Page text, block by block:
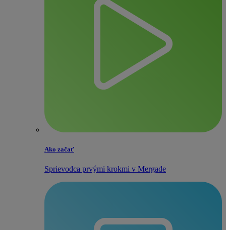
Ako začať
Sprievodca prvými krokmi v Mergade